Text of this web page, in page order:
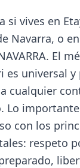
si vives en
Navarra, o
El
es universal y
cualquier
Lo
con los
respeto